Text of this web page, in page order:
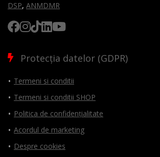
DSP, ANMDMR
Protecția datelor (GDPR)
Termeni si conditii
Termeni si conditii SHOP
Politica de confidențialitate
Acordul de marketing
Despre cookies